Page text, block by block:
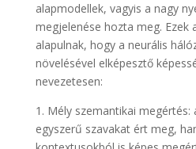
alapmodellek, vagyis a nagy
megjelenése hozta meg. Ezek
alapulnak, hogy a neurális
növelésével elképesztő
nevezetesen:
1. Mély szemantikai megértés:
egyszerű szavakat ért meg,